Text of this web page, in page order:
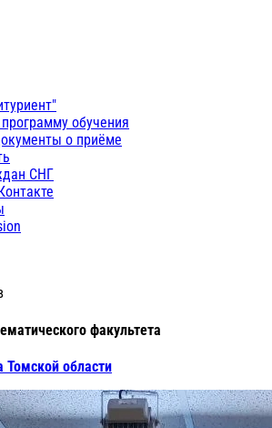
обучения
о приёме
СНГ
факультета
Томской области